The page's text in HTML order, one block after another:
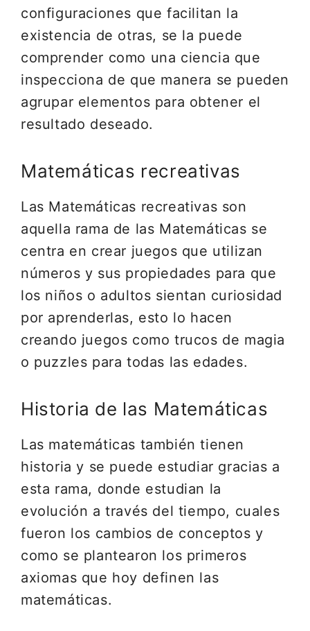
configuraciones que facilitan la
existencia de otras, se la puede
comprender como una ciencia que
inspecciona de que manera se pueden
agrupar elementos para obtener el
resultado deseado.
Matemáticas recreativas
Las Matemáticas recreativas son
aquella rama de las Matemáticas se
centra en crear juegos que utilizan
números y sus propiedades para que
los niños o adultos sientan curiosidad
por aprenderlas, esto lo hacen
creando juegos como trucos de magia
o puzzles para todas las edades.
Historia de las Matemáticas
Las matemáticas también tienen
historia y se puede estudiar gracias a
esta rama, donde estudian la
evolución a través del tiempo, cuales
fueron los cambios de conceptos y
como se plantearon los primeros
axiomas que hoy definen las
matemáticas.